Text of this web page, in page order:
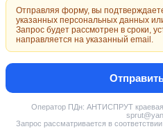
Отправляя форму, вы
указанных персональных данных
Запрос будет рассмотрен в сроки,
направляется на указанный email.
Оператор ПДн: АНТИСПРУТ краевая
Запрос рассматривается в